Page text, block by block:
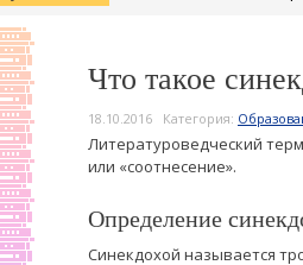
Что такое
18.10.2016 Категория:
Литературоведческий
или «соотнесение».
Определение
Синекдохой называется